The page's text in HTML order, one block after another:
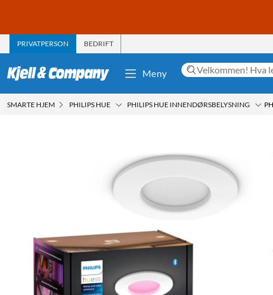
PRIVATPERSON BEDRIFT
Meny
SMARTE HJEM PHILIPS HUE PHILIPS HUE INNENDØRSBELYSNING